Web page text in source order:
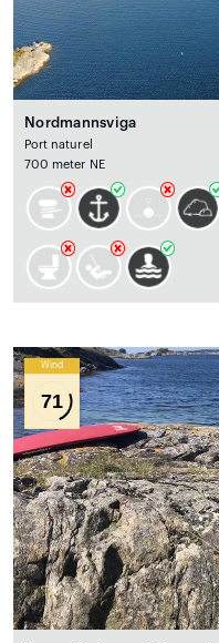
Nordmannsviga
Port naturel
700 meter NE
Wind
71